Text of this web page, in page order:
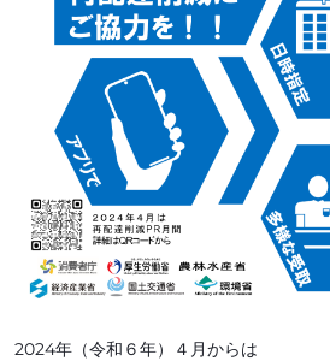
2024年（令和６年）４月からは